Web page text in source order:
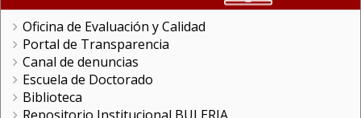
Oficina de Evaluación y Calidad
Portal de Transparencia
Canal de denuncias
Escuela de Doctorado
Biblioteca